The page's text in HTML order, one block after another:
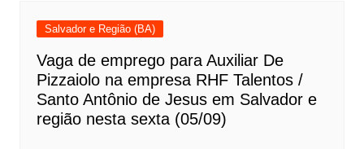
Salvador e Região (BA)
Vaga de emprego para Auxiliar De
Pizzaiolo na empresa RHF Talentos /
Santo Antônio de Jesus em Salvador e
região nesta sexta (05/09)